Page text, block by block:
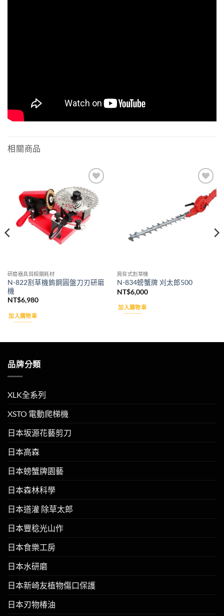
相關商品
Add to
wishlist
研磨器具與相關耗材
N-822割草機鎢鋼圓盤刀刃研磨
機
NT$6,980
加入購物車
wishlist
肩背式割草機
N-834螃蟹牌 刈太郎500
NT$6,000
加入購物車
品牌分類
XLK全系列
XSTO 電動爬梯機
日本坂源花藝剪刀
日本高森
日本螃蟹牌園藝
日本森林科學
日本道灌 除草太郎
日本豐稔光山作
日本食樂工房
日本水研磨
日本新崎友植物傷口保護
日本刃物椿油